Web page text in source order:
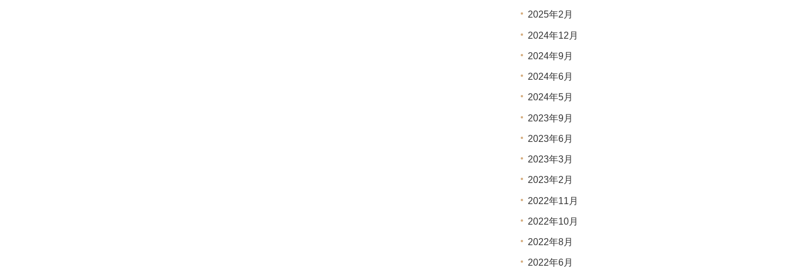
2025年2月
2024年12月
2024年9月
2024年6月
2024年5月
2023年9月
2023年6月
2023年3月
2023年2月
2022年11月
2022年10月
2022年8月
2022年6月